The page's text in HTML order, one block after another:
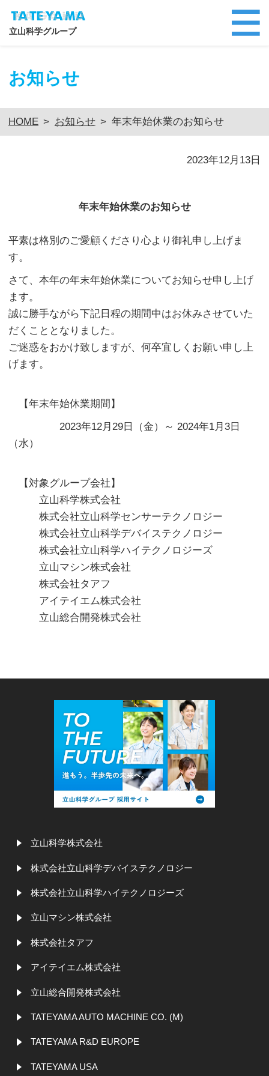
立山科学グループ
お知らせ
HOME > お知らせ > 年末年始休業のお知らせ
2023年12月13日
年末年始休業のお知らせ
平素は格別のご愛顧くださり心より御礼申し上げま
す。
さて、本年の年末年始休業についてお知らせ申し上げ
ます。
誠に勝手ながら下記日程の期間中はお休みさせていた
だくこととなりました。
ご迷惑をおかけ致しますが、何卒宜しくお願い申し上
げます。
【年末年始休業期間】
2023年12月29日（金）～ 2024年1月3日
（水）
【対象グループ会社】
立山科学株式会社
株式会社立山科学センサーテクノロジー
株式会社立山科学デバイステクノロジー
株式会社立山科学ハイテクノロジーズ
立山マシン株式会社
株式会社タアフ
アイテイエム株式会社
立山総合開発株式会社
立山科学株式会社
株式会社立山科学デバイステクノロジー
株式会社立山科学ハイテクノロジーズ
立山マシン株式会社
株式会社タアフ
アイテイエム株式会社
立山総合開発株式会社
TATEYAMA AUTO MACHINE CO. (M)
TATEYAMA R&D EUROPE
TATEYAMA USA